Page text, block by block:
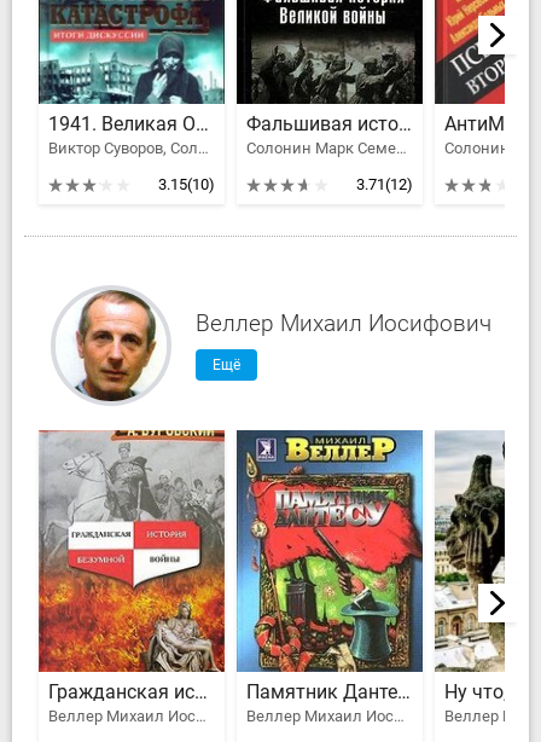
1941. Великая Отечественная катастрофа. Итоги дискуссии
Виктор Суворов, Солонин Марк Семенович, Исаев Алексей Валерьевич
3.15(10)
Фальшивая история Великой войны
Солонин Марк Семенович
3.71(12)
Веллер Михаил Иосифович
Ещё
Гражданская история безумной войны
Веллер Михаил Иосифович, Буровский Андрей Михайлович
Памятник Дантесу
Веллер Михаил Иосифович